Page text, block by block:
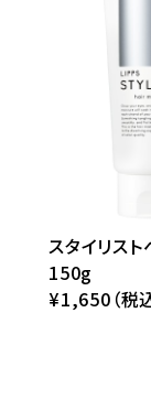
スタイリス
150g
¥1,650（税込